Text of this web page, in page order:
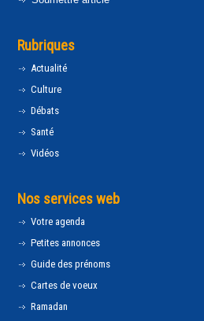
Rubriques
Actualité
Culture
Débats
Santé
Vidéos
Nos services web
Votre agenda
Petites annonces
Guide des prénoms
Cartes de voeux
Ramadan